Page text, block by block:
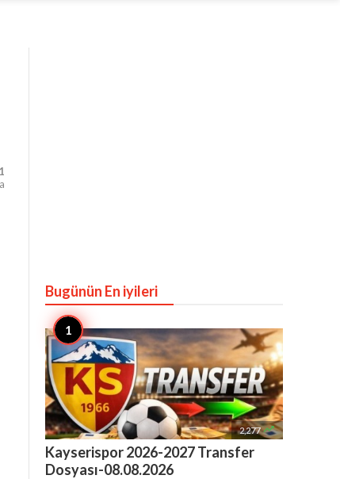
Bugünün En iyileri
2,277 
Kayserispor 2026-2027 Transfer
Dosyası-08.08.2026